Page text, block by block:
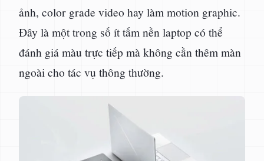
ảnh, color grade video hay làm motion graphic.
Đây là một trong số ít tấm nền laptop có thể
đánh giá màu trực tiếp mà không cần thêm màn
ngoài cho tác vụ thông thường.